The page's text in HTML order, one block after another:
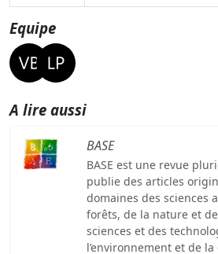
Equipe
A lire aussi
BASE
BASE est une revue
publie des articles
domaines des sciences
forêts, de la nature et
sciences et des
l’environnement et de